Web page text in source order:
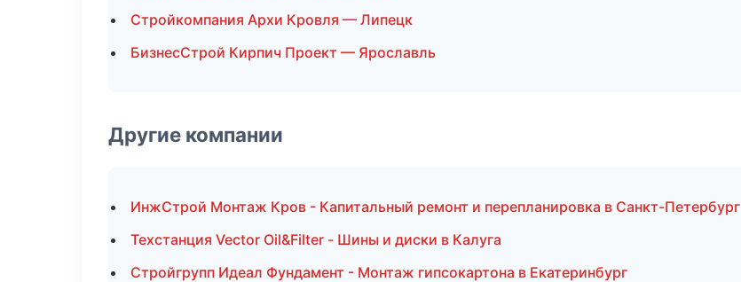
Стройкомпания Архи Кровля — Липецк
БизнесСтрой Кирпич Проект — Ярославль
Другие компании
ИнжСтрой Монтаж Кров - Капитальный ремонт и перепланировка в Санкт-Петербург
Техстанция Vector Oil&Filter - Шины и диски в Калуга
Стройгрупп Идеал Фундамент - Монтаж гипсокартона в Екатеринбург